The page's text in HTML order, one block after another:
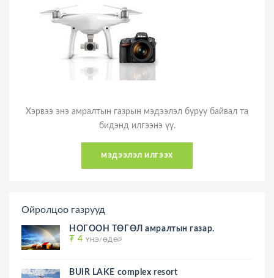
Хэрвээ энэ амралтын газрын мэдээлэл буруу байвал та
бидэнд илгээнэ үү.
мэдээлэл илгээх
Ойролцоо газрууд
НОГООН ТӨГӨЛ амралтын газар.
₮ 4 ҮНЭ/ӨДӨР
BUIR LAKE complex resort